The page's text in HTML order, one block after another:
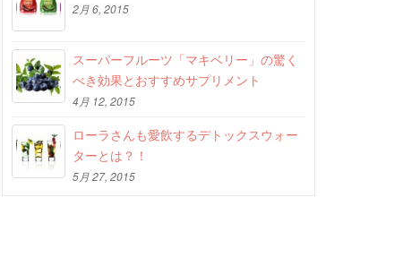
2月 6, 2015
スーパーフルーツ「マキベリー」の驚く
べき効果とおすすめサプリメント
4月 12, 2015
ローラさんも愛飲するデトックスウォー
ターとは？！
5月 27, 2015